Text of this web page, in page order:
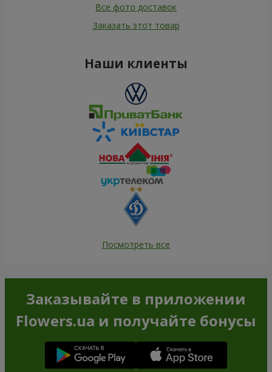
Все фото доставок
Заказать этот товар
Наши клиенты
Посмотреть все
Заказывайте в приложении
Flowers.ua и получайте бонусы